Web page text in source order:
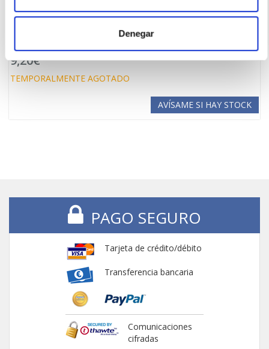
Denegar
ITALFARMACO
Sinomarin Monodosis Bebes 100% NATURAL (24 viales)
9,20€
TEMPORALMENTE AGOTADO
AVÍSAME SI HAY STOCK
PAGO SEGURO
Tarjeta de crédito/débito
Transferencia bancaria
Comunicaciones
cifradas